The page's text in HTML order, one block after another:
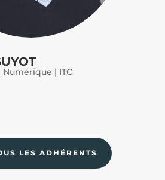
| ITC
LES ADHÉRENTS